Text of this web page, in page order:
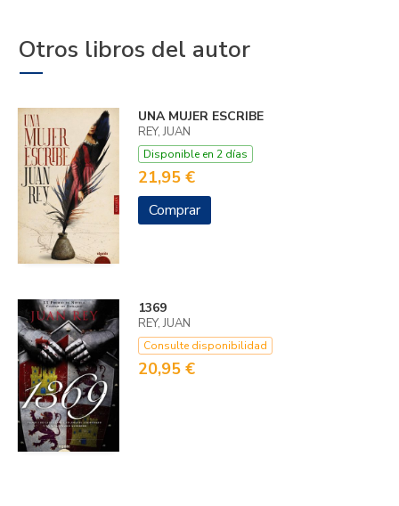
Otros libros del autor
UNA MUJER ESCRIBE
REY, JUAN
Disponible en 2 días
21,95 €
Comprar
1369
REY, JUAN
Consulte disponibilidad
20,95 €